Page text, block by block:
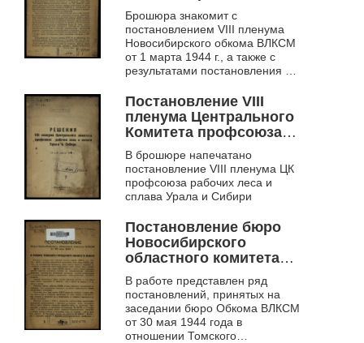
обкома ВЛКСМ от 1
марта 1944 г. О
постановлении ЦК
ВЛКСМ по отчету
Новосибирского
задачах областной
комсомольской
организации
Брошюра знакомит с
постановлением VIII пленума
Новосибирского обкома ВЛКСМ
от 1 марта 1944 г., а также с
результатами постановления ЦК
Новосибирского
обкома комсомола и зада...
Постановление VIII
пленума Центрального
Комитета профсоюза
рабочих леса и сплава
Урала и Сибири
В брошюре напечатано
постановление VIII пленума ЦК
профсоюза рабочих леса и
сплава Урала и Сибири
Постановление бюро
Новосибирского
областного комитета
ВЛКСМ от 30 мая 1944
г.. О работе Томского
городского комитета
ВЛКСМ
В работе представлен ряд
постановлений, принятых на
заседании бюро Обкома ВЛКСМ
от 30 мая 1944 года в
отношении Томского